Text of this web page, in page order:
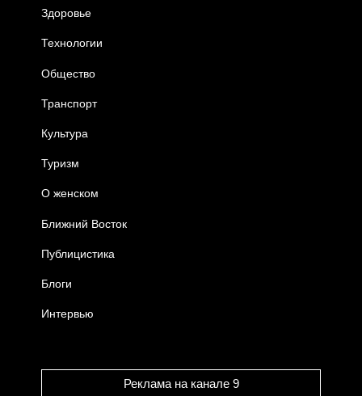
Здоровье
Технологии
Общество
Транспорт
Культура
Туризм
О женском
Ближний Восток
Публицистика
Блоги
Интервью
Реклама на канале 9